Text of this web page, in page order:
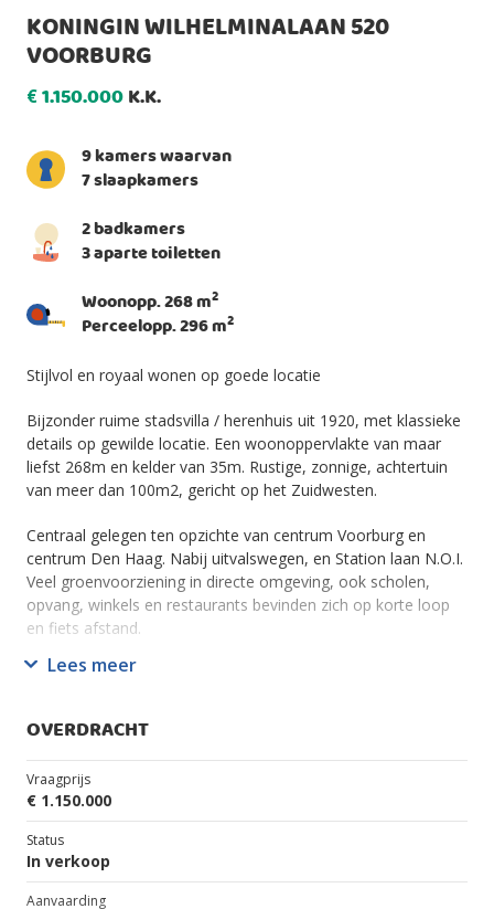
KONINGIN WILHELMINALAAN 520
VOORBURG
€1.150.000K.K.
9 kamers waarvan
7 slaapkamers
2 badkamers
3 aparte toiletten
Woonopp. 268 m2
Perceelopp. 296 m2
Stijlvol en royaal wonen op goede locatie
Bijzonder ruime stadsvilla / herenhuis uit 1920, met klassieke
details op gewilde locatie. Een woonoppervlakte van maar
liefst 268m en kelder van 35m. Rustige, zonnige, achtertuin
van meer dan 100m2, gericht op het Zuidwesten.
Centraal gelegen ten opzichte van centrum Voorburg en
centrum Den Haag. Nabij uitvalswegen, en Station laan N.O.I.
Veel groenvoorziening in directe omgeving, ook scholen,
opvang, winkels en restaurants bevinden zich op korte loop
en fiets afstand.
Dit riante familiehuis met 3 woonlagen en een kelder heeft 9
mogelijkheden voor werk of praktijk, aan huis, of het creëren
van meerdere woonruimtes met eigen voorzieningen.
Indeling:
Begane grond: Entree biedt via dubbele glazen deuren
toegang tot een centrale hal met fraai trappenhuis en
toegang tot alle vertrekken, wc en kelder. Grote gezellige
woonkamer met openhaard en ronde erker aan voorzijde.
Lees meer
OVERDRACHT
Vraagprijs
€ 1.150.000
Status
In verkoop
Aanvaarding